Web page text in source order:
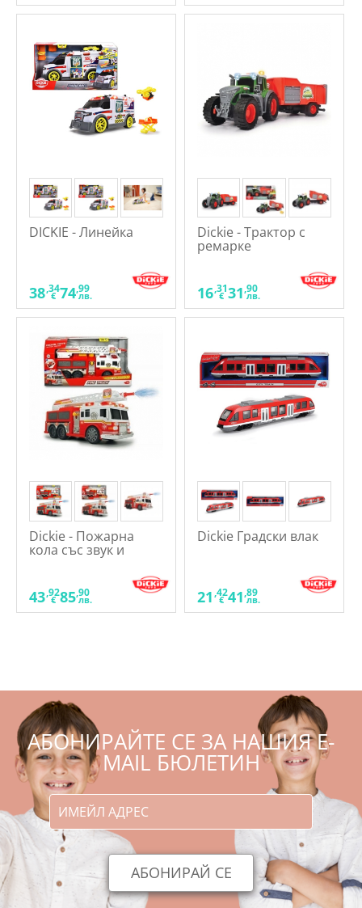
DICKIE - Линейка
38,34
€ 74,99
лв.
Dickie - Трактор с
ремарке
16,31
€ 31,90
лв.
Dickie - Пожарна
кола със звук и
43,92
€ 85,90
лв.
Dickie Градски влак
21,42
€ 41,89
лв.
АБОНИРАЙТЕ СЕ ЗА НАШИЯ E-
MAIL БЮЛЕТИН